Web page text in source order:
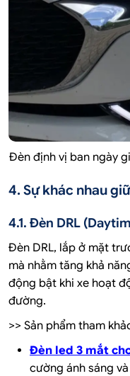
Đèn định vị ban ngày
4. Sự khác nhau
4.1. Đèn DRL
Đèn DRL, lắp ở mặt
mà nhằm tăng khả
động bật khi xe hoạt
đường.
>> Sản phẩm tham
Đèn led 3 mắt
cường ánh sáng